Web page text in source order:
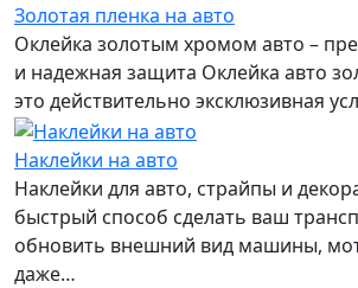
Золотая пленка на авто
Оклейка золотым хромом авто –
и надежная защита Оклейка авто
это действительно эксклюзивная
Наклейки на авто
Наклейки для авто, страйпы и
быстрый способ сделать ваш
обновить внешний вид машины,
даже…